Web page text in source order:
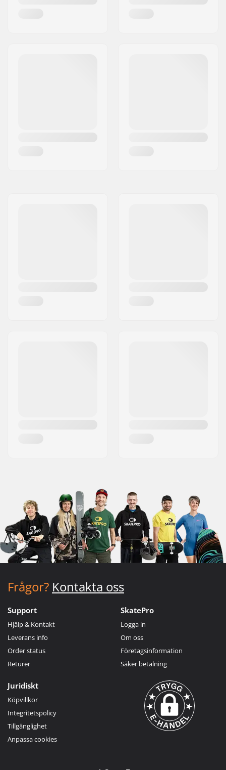
Frågor? Kontakta oss
Support
Hjälp & Kontakt
Leverans info
Order status
Returer
SkatePro
Logga in
Om oss
Företagsinformation
Säker betalning
Juridiskt
Köpvillkor
Integritetspolicy
Tillgänglighet
Anpassa cookies